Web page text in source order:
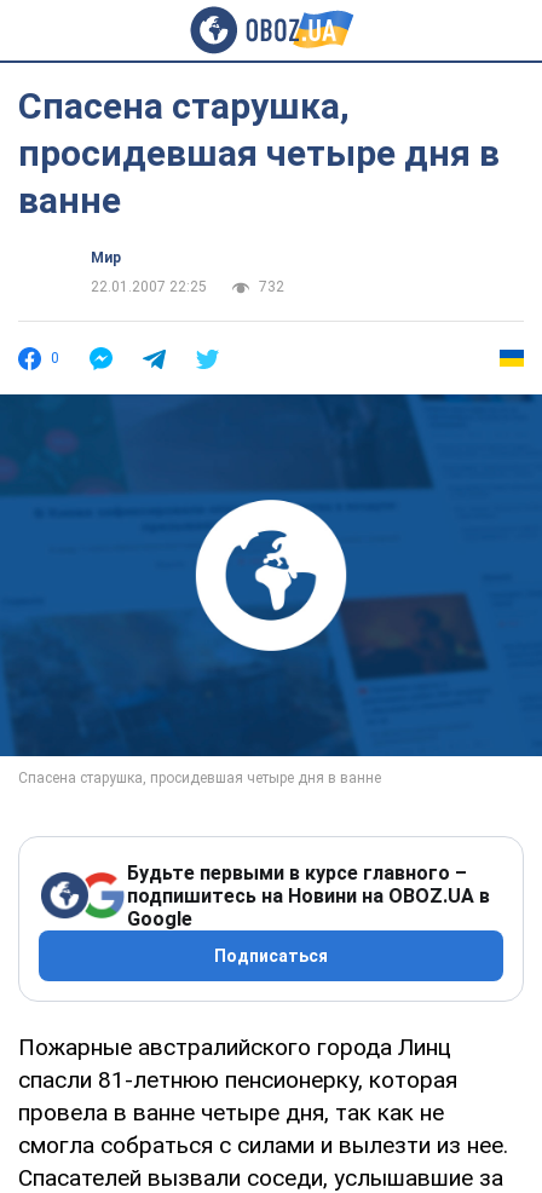
Cпасена старушка,
просидевшая четыре дня в
ванне
Мир
22.01.2007 22:25
732
0
Будьте первыми в курсе главного –
подпишитесь на Новини на OBOZ.UA в
Google
Подписаться
Пожарные австралийского города Линц
спасли 81-летнюю пенсионерку, которая
провела в ванне четыре дня, так как не
смогла собраться с силами и вылезти из нее.
Спасателей вызвали соседи, услышавшие за